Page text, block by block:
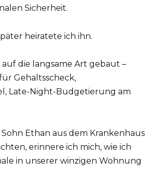
Sicherheit.
heiratete ich ihn.
die langsame Art gebaut –
Gehaltsscheck,
Late-Night-Budgetierung am
Ethan aus dem Krankenhaus
erinnere ich mich, wie ich
in unserer winzigen Wohnung